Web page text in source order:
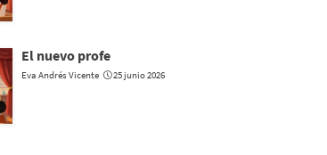
El nuevo profe
Eva Andrés Vicente 25 junio 2026